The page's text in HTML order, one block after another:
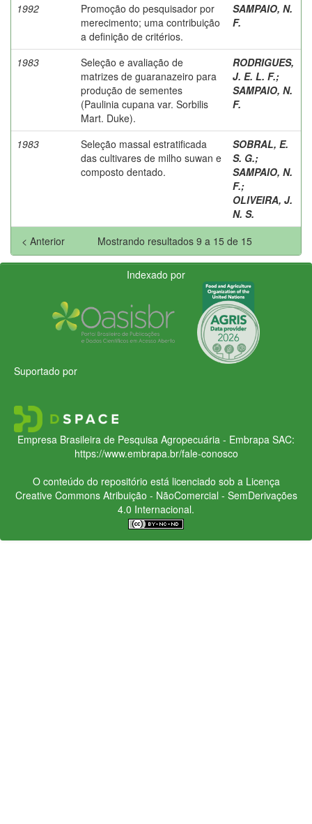
1992
Promoção do pesquisador por
merecimento; uma contribuição
a definição de critérios.
SAMPAIO, N.
F.
1983
Seleção e avaliação de
matrizes de guaranazeiro para
produção de sementes
(Paulinia cupana var. Sorbilis
Mart. Duke).
RODRIGUES,
J. E. L. F.;
SAMPAIO, N.
F.
1983
Seleção massal estratificada
das cultivares de milho suwan e
composto dentado.
SOBRAL, E.
S. G.;
SAMPAIO, N.
F.;
OLIVEIRA, J.
N. S.
Mostrando resultados 9 a 15 de 15
< Anterior
Indexado por
Suportado por
Empresa Brasileira de Pesquisa Agropecuária - Embrapa SAC:
https://www.embrapa.br/fale-conosco
O conteúdo do repositório está licenciado sob a Licença
Creative CommonsAtribuição - NãoComercial - SemDerivações
4.0 Internacional.